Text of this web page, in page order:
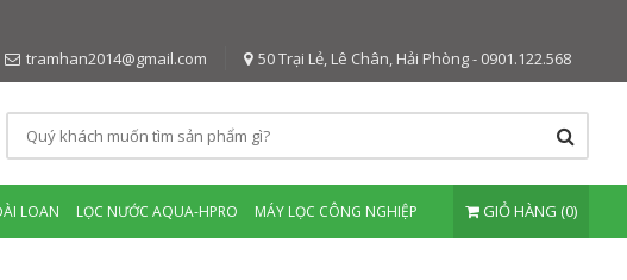
tramhan2014@gmail.com 50 Trại Lẻ, Lê Chân, Hải Phòng - 0901.122.568
LOAN LỌC NƯỚC AQUA-HPRO MÁY LỌC CÔNG NGHIỆP GIỎ HÀNG (0)